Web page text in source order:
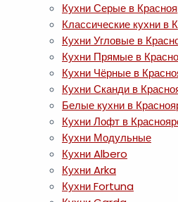
Кухни Серые в
Классические кухни в
Кухни Угловые в
Кухни Прямые в
Кухни Чёрные в
Кухни Сканди в
Белые кухни в
Кухни Лофт в
Кухни Модульные
Кухни Albero
Кухни Arka
Кухни Fortuna